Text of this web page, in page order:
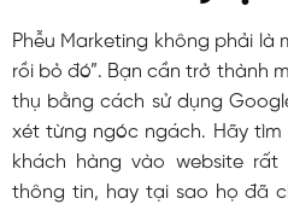
Phễu Marketing không phải là
rồi bỏ đó”. Bạn cần trở thành
thụ bằng cách sử dụng
xét từng ngóc ngách. Hãy
khách hàng vào website
thông tin, hay tại sao họ đã